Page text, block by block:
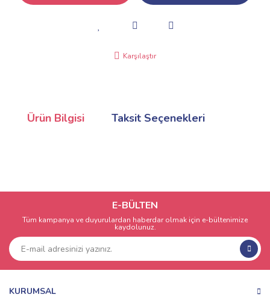
Karşılaştır
Ürün Bilgisi Taksit Seçenekleri
E-BÜLTEN
Tüm kampanya ve duyurulardan haberdar olmak için e-bültenimize
kaydolunuz.
KURUMSAL